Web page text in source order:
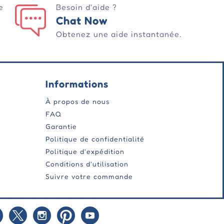
Besoin d'aide ?
Chat Now
Obtenez une aide instantanée.
Informations
À propos de nous
FAQ
Garantie
Politique de confidentialité
Politique d'expédition
Conditions d'utilisation
Suivre votre commande